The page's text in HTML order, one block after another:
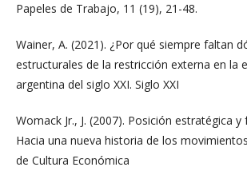
Papeles de Trabajo, 11 (19), 21-48.
Wainer, A. (2021). ¿Por qué siempre faltan
estructurales de la restricción externa en la
argentina del siglo XXI. Siglo XXI
Womack Jr., J. (2007). Posición estratégica
Hacia una nueva historia de los
de Cultura Económica